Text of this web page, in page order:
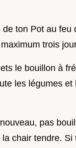
ton Pot au feu
trois
le bouillon à
les légumes et
pas
chair tendre. Si